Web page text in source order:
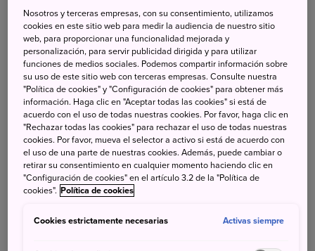
los residentes viven su día a día.
La ciudad promueve
activamente el turismo responsable, que requiere
que los visitantes actúen con consideración hacia la
cultura local y el entorno.
Búsqueda
Categorias
Nosotros y terceras empresas, con su consentimiento, utilizamos
cookies en este sitio web para medir la audiencia de nuestro sitio
web, para proporcionar una funcionalidad mejorada y
personalización, para servir publicidad dirigida y para utilizar
funciones de medios sociales. Podemos compartir información sobre
su uso de este sitio web con terceras empresas. Consulte nuestra
"Política de cookies" y "Configuración de cookies" para obtener más
información. Haga clic en "Aceptar todas las cookies" si está de
acuerdo con el uso de todas nuestras cookies. Por favor, haga clic en
"Rechazar todas las cookies" para rechazar el uso de todas nuestras
cookies. Por favor, mueva el selector a activo si está de acuerdo con
el uso de una parte de nuestras cookies. Además, puede cambiar o
retirar su consentimiento en cualquier momento haciendo clic en
"Configuración de cookies" en el artículo 3.2 de la "Política de
cookies". Política de cookies
Cookies estrictamente necesarias Activas siempre